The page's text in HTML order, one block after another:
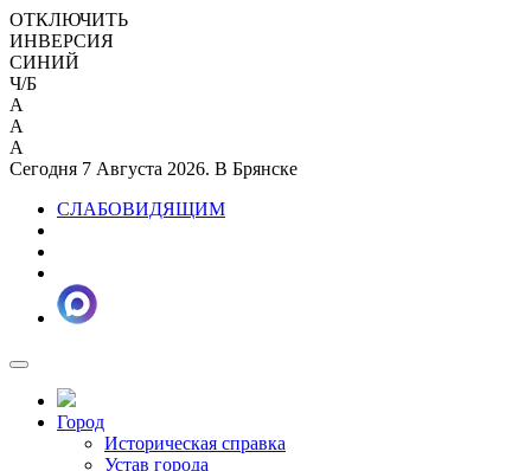
ОТКЛЮЧИТЬ
ИНВЕРСИЯ
СИНИЙ
Ч/Б
A
A
A
Сегодня 7 Августа 2026. В Брянске
СЛАБОВИДЯЩИМ
Город
Историческая справка
Устав города